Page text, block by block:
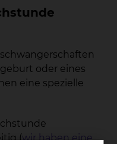
oder eines
eine spezielle
(wir haben eine